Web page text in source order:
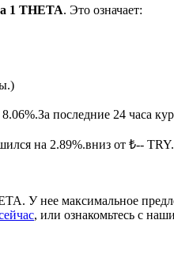
1 THETA. Это означает:
За последние 24 часа
на 2.89%.вниз от ₺-- TRY.
У нее максимальное
, или ознакомьтесь с